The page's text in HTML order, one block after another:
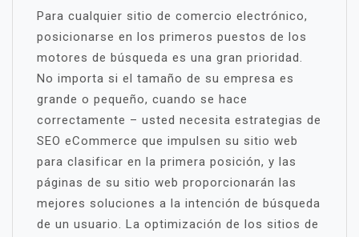
Para cualquier sitio de comercio electrónico,
posicionarse en los primeros puestos de los
motores de búsqueda es una gran prioridad.
No importa si el tamaño de su empresa es
grande o pequeño, cuando se hace
correctamente – usted necesita estrategias de
SEO eCommerce que impulsen su sitio web
para clasificar en la primera posición, y las
páginas de su sitio web proporcionarán las
mejores soluciones a la intención de búsqueda
de un usuario. La optimización de los sitios de